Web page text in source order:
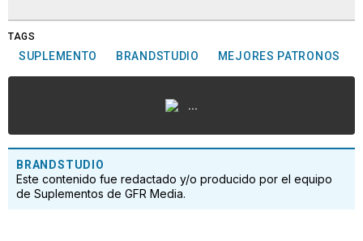
TAGS
SUPLEMENTO BRANDSTUDIO MEJORES PATRONOS
...
BRANDSTUDIO
Este contenido fue redactado y/o producido por el equipo
de Suplementos de GFR Media.